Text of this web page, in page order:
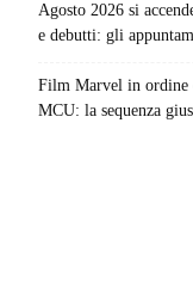
Agosto 2026 si
e debutti: gli
Film Marvel in ordine
MCU: la sequenza